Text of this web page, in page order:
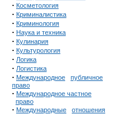
· Косметология
· Криминалистика
· Криминология
· Наука и техника
· Кулинария
· Культурология
· Логика
· Логистика
· Международное
публичное
право
· Международное частное
право
· Международные отношения